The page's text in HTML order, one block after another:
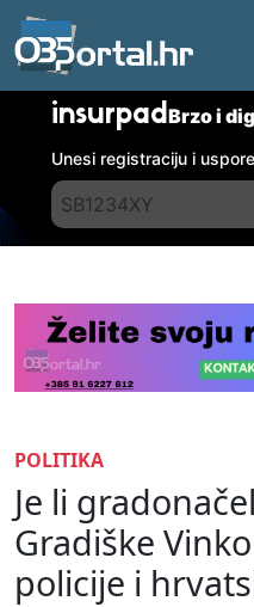
insurpadBrzo i
Unesi registraciju i
POLITIKA
Je li
Gradiške
policije i